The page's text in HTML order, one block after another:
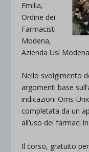
Emilia,
Ordine dei
Farmacisti
Modena,
Azienda Usl
Nello svolgimento
argomenti base
indicazioni Oms-
completata da un
all’uso dei farmaci
Il corso, gratuito